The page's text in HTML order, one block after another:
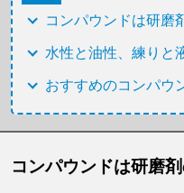
コンパウンドは研磨
水性と油性、練りと
おすすめのコンパウ
コンパウンドは研磨